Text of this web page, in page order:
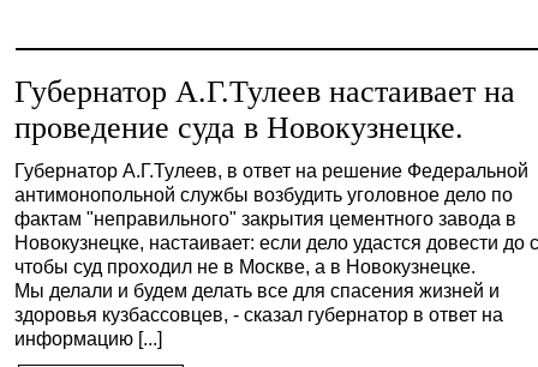
Губернатор А.Г.Тулеев настаивает на
проведение суда в Новокузнецке.
Губернатор А.Г.Тулеев, в ответ на решение Федеральной
антимонопольной службы возбудить уголовное дело по
фактам "неправильного" закрытия цементного завода в
Новокузнецке, настаивает: если дело удастся довести до
чтобы суд проходил не в Москве, а в Новокузнецке.
Мы делали и будем делать все для спасения жизней и
здоровья кузбассовцев, - сказал губернатор в ответ на
информацию [...]